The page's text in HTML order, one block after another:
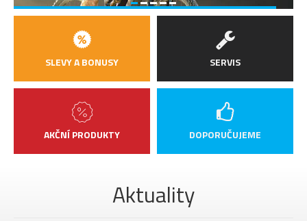
SLEVY A BONUSY
AKČNÍ PRODUKTY
SERVIS
DOPORUČUJEME
Aktuality